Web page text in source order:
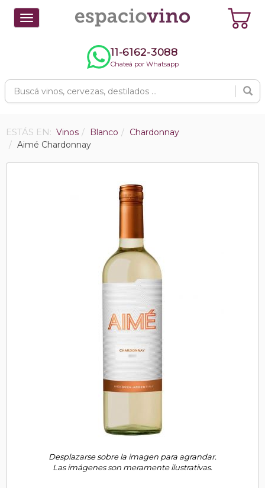
Toggle
navigation
11-6162-3088
Chateá por Whatsapp
ESTÁS EN: Vinos Blanco
Chardonnay
Aimé Chardonnay
Desplazarse sobre la imagen para agrandar.
Las imágenes son meramente ilustrativas.